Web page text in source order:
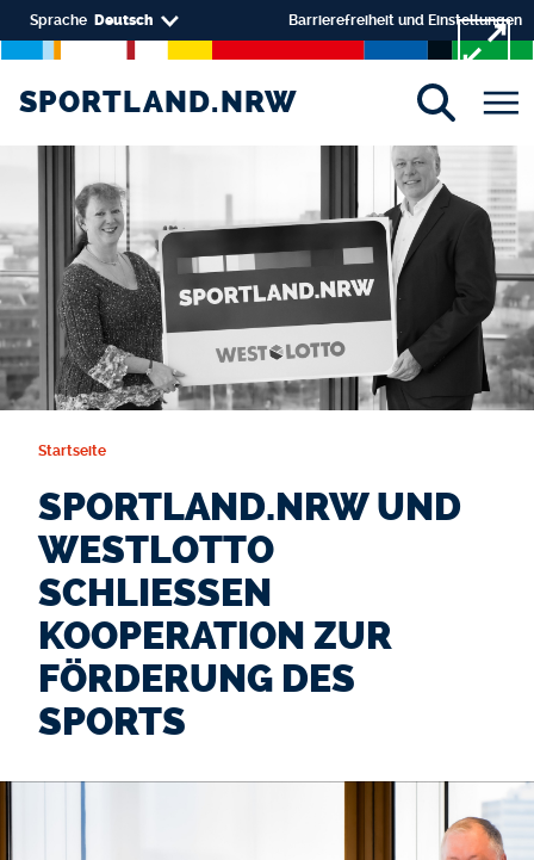
Direkt zum Inhalt
Select your language
Sprache Deutsch Barrierefreiheit und Einstellungen
SPORTLAND.NRW
SPORTLAND.NRW
Startseite
SPORTLAND.NRW UND
WESTLOTTO
SCHLIESSEN K
OOPERATION ZUR F
ÖRDERUNG DES S
PORTS